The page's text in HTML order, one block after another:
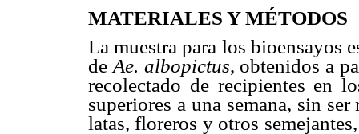
MATERIALES Y MÉTODOS
La muestra para los bioensayos
de Ae. albopictus, obtenidos a
recolectado de recipientes en
superiores a una semana, sin
latas, floreros y otros